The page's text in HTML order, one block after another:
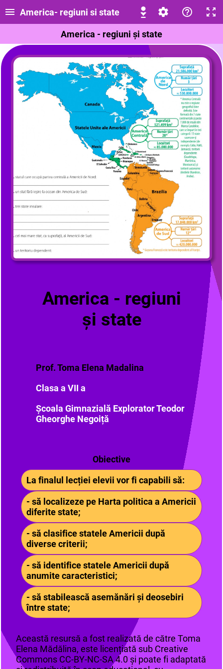
America- regiuni si state
America - regiuni și state
America - regiuni
și state
Prof. Toma Elena Madalina
Clasa a VII a
Școala Gimnazială Explorator Teodor
Gheorghe Negoiță
Obiective
La finalul lecției elevii vor fi capabili să:
- să localizeze pe Harta politica a Americii
diferite state;
- să clasifice statele Americii după
diverse criterii;
- să identifice statele Americii după
anumite caracteristici;
- să stabilească asemănări și deosebiri
între state;
Această resursă a fost realizată de către Toma
Elena Mădălina, este licențiată sub Creative
Commons CC-BY-NC-SA 4.0 și poate fi adaptată